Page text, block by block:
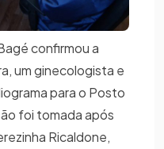
confirmou a
um ginecologista e
para o Posto
foi tomada após
Ricaldone,